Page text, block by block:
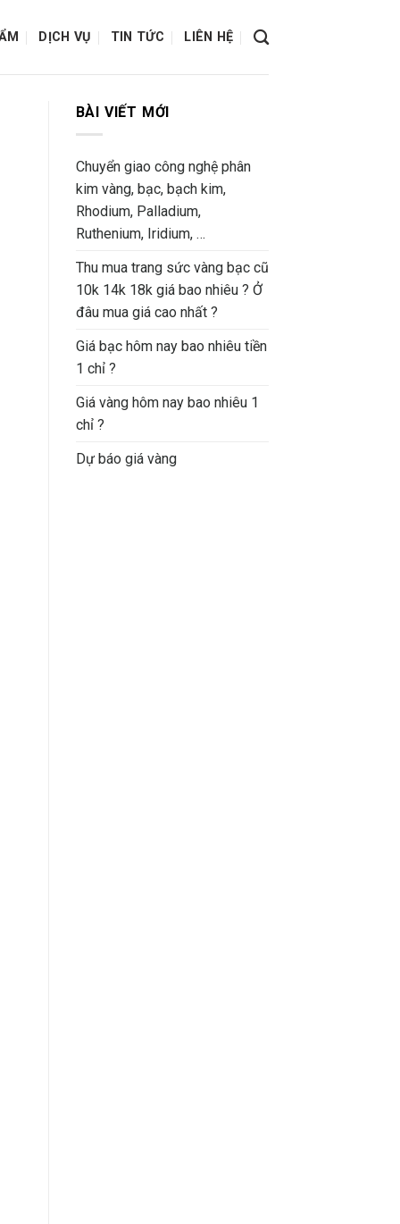
DỊCH VỤ TIN TỨC LIÊN HỆ
BÀI VIẾT MỚI
Chuyển giao công nghệ phân
kim vàng, bạc, bạch kim,
Rhodium, Palladium,
Ruthenium, Iridium, …
Thu mua trang sức vàng bạc cũ
10k 14k 18k giá bao nhiêu ? Ở
đâu mua giá cao nhất ?
Giá bạc hôm nay bao nhiêu tiền
1 chỉ ?
Giá vàng hôm nay bao nhiêu 1
chỉ ?
Dự báo giá vàng